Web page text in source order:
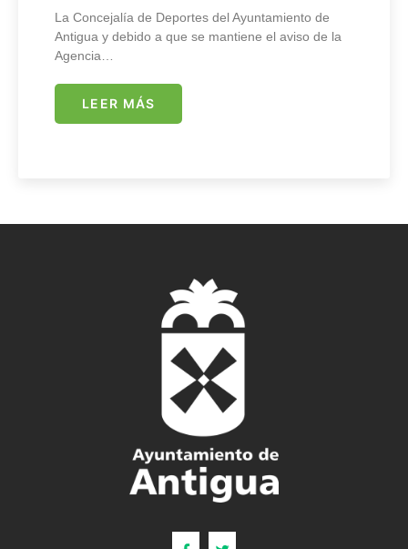
La Concejalía de Deportes del Ayuntamiento de
Antigua y debido a que se mantiene el aviso de la
Agencia…
LEER MÁS